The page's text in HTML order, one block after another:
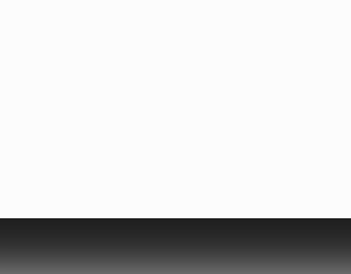
zajímá, a sledovat
mohli zlepšovat